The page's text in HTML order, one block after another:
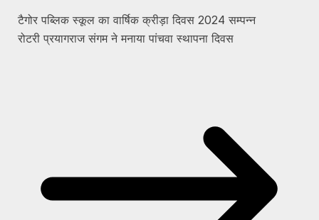
टैगोर पब्लिक स्कूल का वार्षिक क्रीड़ा दिवस 2024 सम्पन्न
रोटरी प्रयागराज संगम ने मनाया पांचवा स्थापना दिवस